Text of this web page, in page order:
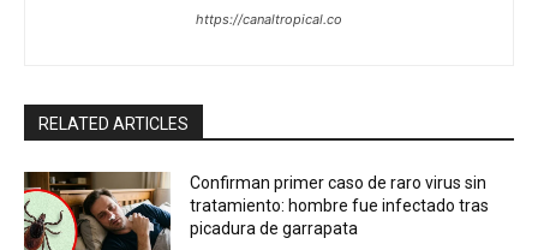
https://canaltropical.co
RELATED ARTICLES
Confirman primer caso de raro virus sin
tratamiento: hombre fue infectado tras
picadura de garrapata